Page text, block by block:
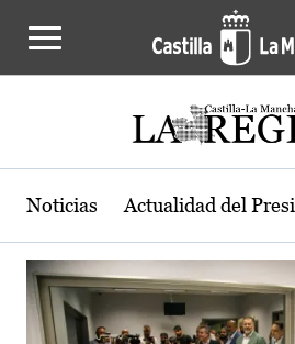
Actualidad de la
Noticias Actualidad del